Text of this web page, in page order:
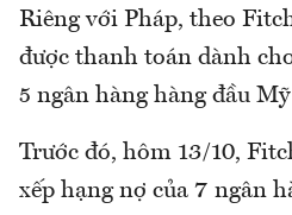
Riêng với Pháp, theo
được thanh toán dành
5 ngân hàng hàng đầu
Trước đó, hôm 13/10,
xếp hạng nợ của 7 ngân